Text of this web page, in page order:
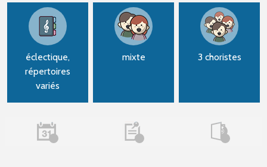
éclectique,
répertoires
variés
mixte 3 choristes